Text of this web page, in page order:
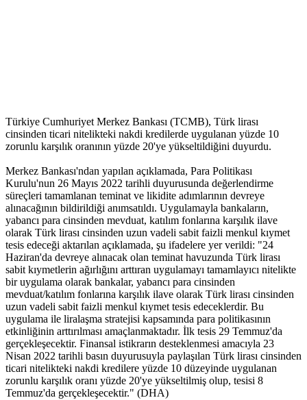
Türkiye Cumhuriyet Merkez Bankası (TCMB), Türk lirası
cinsinden ticari nitelikteki nakdi kredilerde uygulanan yüzde 10
zorunlu karşılık oranının yüzde 20'ye yükseltildiğini duyurdu.
Merkez Bankası'ndan yapılan açıklamada, Para Politikası
Kurulu'nun 26 Mayıs 2022 tarihli duyurusunda değerlendirme
süreçleri tamamlanan teminat ve likidite adımlarının devreye
alınacağının bildirildiği anımsatıldı. Uygulamayla bankaların,
yabancı para cinsinden mevduat, katılım fonlarına karşılık ilave
olarak Türk lirası cinsinden uzun vadeli sabit faizli menkul kıymet
tesis edeceği aktarılan açıklamada, şu ifadelere yer verildi: "24
Haziran'da devreye alınacak olan teminat havuzunda Türk lirası
sabit kıymetlerin ağırlığını arttıran uygulamayı tamamlayıcı nitelikte
bir uygulama olarak bankalar, yabancı para cinsinden
mevduat/katılım fonlarına karşılık ilave olarak Türk lirası cinsinden
uzun vadeli sabit faizli menkul kıymet tesis edeceklerdir. Bu
uygulama ile liralaşma stratejisi kapsamında para politikasının
etkinliğinin arttırılması amaçlanmaktadır. İlk tesis 29 Temmuz'da
gerçekleşecektir. Finansal istikrarın desteklenmesi amacıyla 23
Nisan 2022 tarihli basın duyurusuyla paylaşılan Türk lirası cinsinden
ticari nitelikteki nakdi kredilere yüzde 10 düzeyinde uygulanan
zorunlu karşılık oranı yüzde 20'ye yükseltilmiş olup, tesisi 8
Temmuz'da gerçekleşecektir." (DHA)